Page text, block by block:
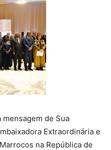
mensagem de Sua
Extraordinária e
na República de